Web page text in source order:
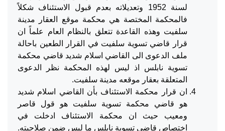
لسنة 1952 وتعديلاته بعدم قبول الاستئناف شكلاً
فالمحكمة المختصة هي محكمة موقع العقار مدينة
سلفيت وهذه القاعدة تتعلق بالنظام العام علماً ان
قرار قاضي تسوية سلفيت في القرار الطعين باحالة
ملف الدعوى الى القاضي اسلام شديد قاضي محكمة
تسوية نابلس اذ ليس لهذه المحكمة نظر الدعوى
المتعلقة بعقار موقعه مدينة سلفيت.
ان قرار محكمة الاستئناف بأن القاضي اسلام شديد
هو قاضي محكمة تسوية سلفيت هو قول قاصر
ومعيب حيث ان محكمة الاستئناف ادخلت في
اختصاص قاضي تسوية نابلس ما ليس ضمن صلاحيته.